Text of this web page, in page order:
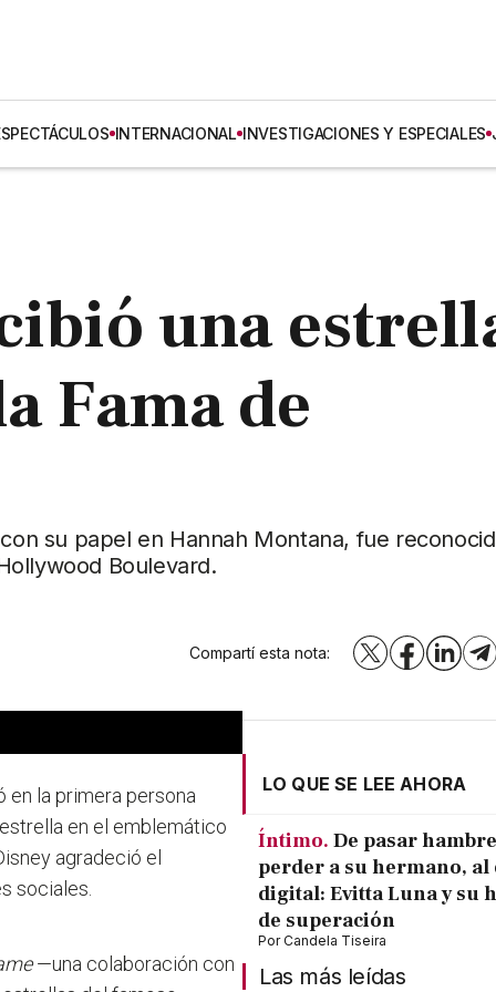
INTERNACIONAL INVESTIGACIONES Y ESPECIALES
una
Fama de
su papel en Hannah Montana, fue
Boulevard.
Compartí esta nota: X Facebook
en la primera persona
en el emblemático
agradeció el
sociales.
—una colaboración con
LO QUE SE LEE AHORA
Íntimo. De pasar
perder a su hermano, al
digital: Evitta Luna y su
de superación
PorCandela Tiseira
Las más leídas